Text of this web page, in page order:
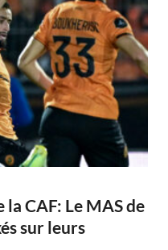
la CAF: Le MAS de
sur leurs